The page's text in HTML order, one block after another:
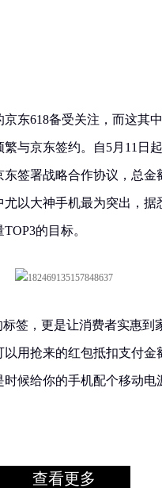
东618备受关注，而这其
与京东签约。自5月11日
签署战略合作协议，总金
以大神手机最为突出，据
的目标。
标签，更是让消费者实惠到
用抢来的红包抵扣支付金
候给你的手机配个移动电
查看更多